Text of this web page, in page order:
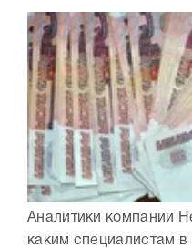
Аналитики компании
каким специалистам в